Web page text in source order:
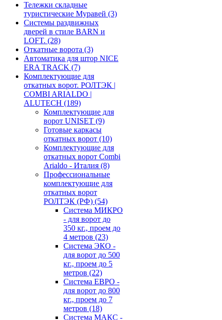
Тележки складные
туристические Муравей (3)
Системы раздвижных
дверей в стиле BARN и
LOFT. (28)
Откатные ворота (3)
Автоматика для штор NICE
ERA TRACK (7)
Комплектующие для
откатных ворот. РОЛТЭК |
COMBI ARIALDO |
ALUTECH (189)
Комплектующие для
ворот UNISET (9)
Готовые каркасы
откатных ворот (10)
Комплектующие для
откатных ворот Combi
Arialdo - Италия (8)
Профессиональные
комплектующие для
откатных ворот
РОЛТЭК (РФ) (54)
Система МИКРО
- для ворот до
350 кг., проем до
4 метров (23)
Система ЭКО -
для ворот до 500
кг., проем до 5
метров (22)
Система ЕВРО -
для ворот до 800
кг., проем до 7
метров (18)
Система МАКС -